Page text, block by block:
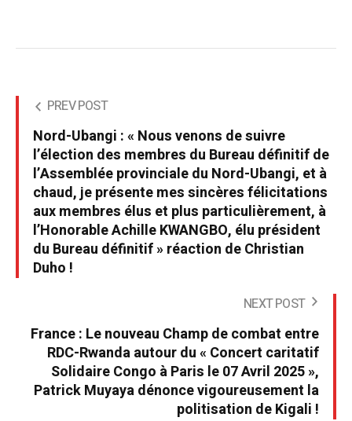
PREV POST
Nord-Ubangi : « Nous venons de suivre
l’élection des membres du Bureau définitif de
l’Assemblée provinciale du Nord-Ubangi, et à
chaud, je présente mes sincères félicitations
aux membres élus et plus particulièrement, à
l’Honorable Achille KWANGBO, élu président
du Bureau définitif » réaction de Christian
Duho !
NEXT POST
France : Le nouveau Champ de combat entre
RDC-Rwanda autour du « Concert caritatif
Solidaire Congo à Paris le 07 Avril 2025 »,
Patrick Muyaya dénonce vigoureusement la
politisation de Kigali !